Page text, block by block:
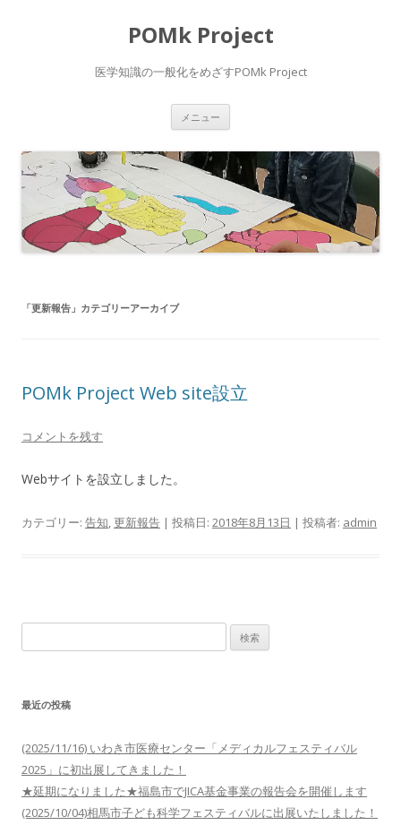
POMk Project
医学知識の一般化をめざすPOMk Project
メニュー
ン
ツ
へ
ス
ッ
「更新報告 」カテゴリーアーカイブ
POMk Project Web site設立
コメントを残す
Webサイトを設立しました。
カテゴリー: 告知,更新報告 | 投稿日: 2018年8月13日 | 投稿者: admin
索:
最近の投稿
(2025/11/16) いわき市医療センター「メディカルフェスティバル
2025」に初出展してきました！
★延期になりました★福島市でJICA基金事業の報告会を開催します
(2025/10/04)相馬市子ども科学フェスティバルに出展いたしました！